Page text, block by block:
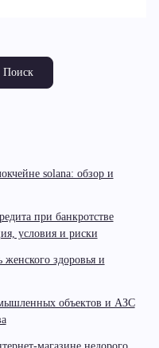
Поиск
solana: обзор и
при банкротстве
условия и риски
женского здоровья и
объектов и АЗС